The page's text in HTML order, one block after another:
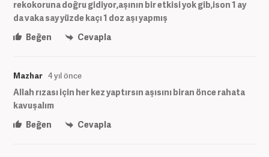
rekokoruna doğru gidiyor,aşının bir etkisi yok gib,ison 1 ay
da vaka say yüzde kaçı 1 doz aşı yapmış
Beğen
Cevapla
Mazhar 4 yıl önce
Allah rızası için her kez yaptırsın aşısını biran önce rahata
kavuşalım
Beğen
Cevapla